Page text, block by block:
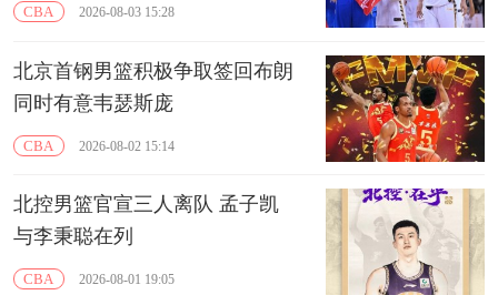
CBA 2026-08-03 15:28
北京首钢男篮积极争取签回布朗
同时有意韦瑟斯庞
CBA 2026-08-02 15:14
北控男篮官宣三人离队 孟子凯
与李秉聪在列
CBA 2026-08-01 19:05